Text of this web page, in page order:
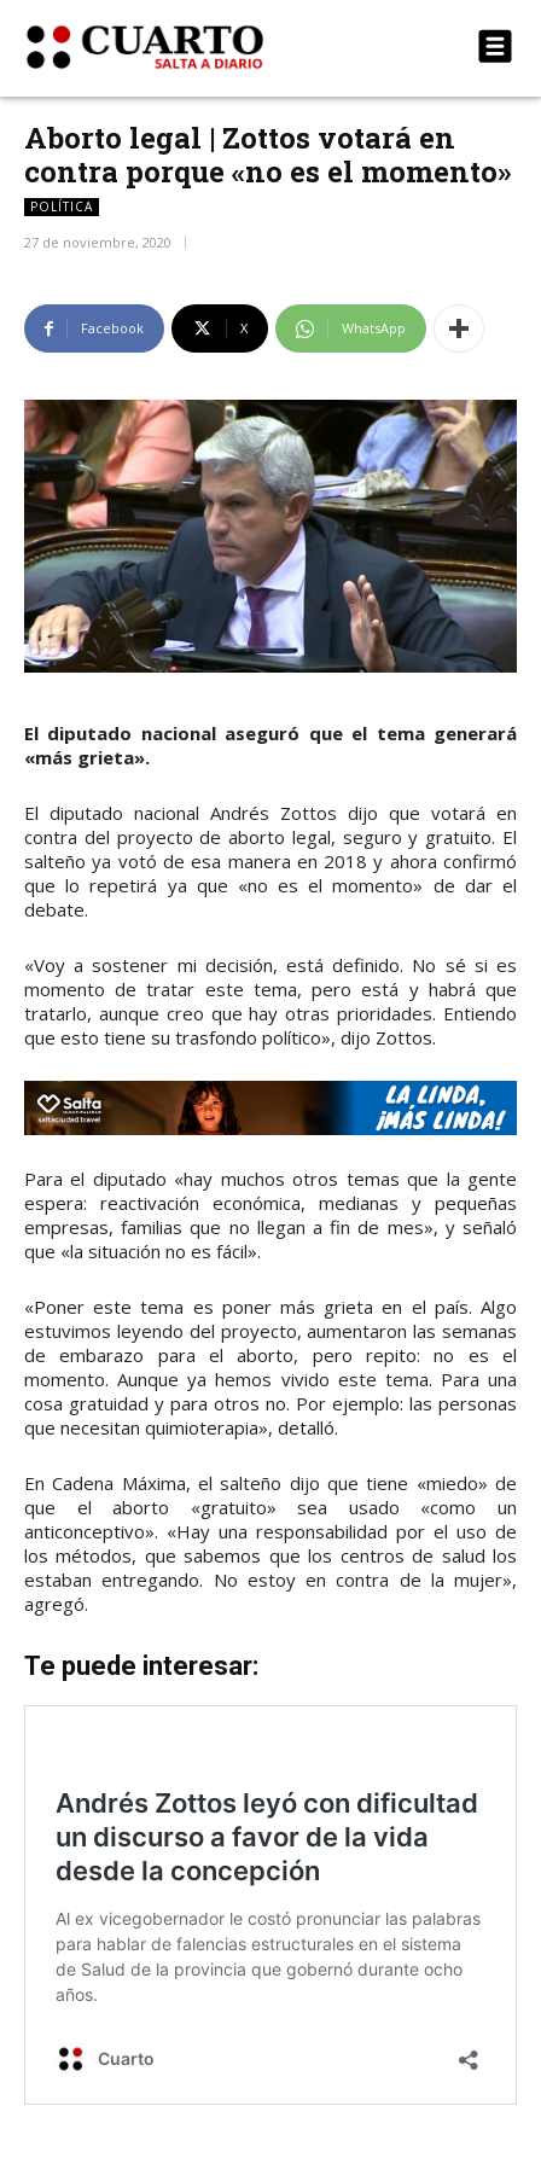
Aborto legal | Zottos votará en
contra porque «no es el momento»
POLÍTICA
27 de noviembre, 2020
Facebook X WhatsApp
El diputado nacional aseguró que el tema generará
«más grieta».
El diputado nacional Andrés Zottos dijo que votará en
contra del proyecto de aborto legal, seguro y gratuito. El
salteño ya votó de esa manera en 2018 y ahora confirmó
que lo repetirá ya que «no es el momento» de dar el
debate.
«Voy a sostener mi decisión, está definido. No sé si es
momento de tratar este tema, pero está y habrá que
tratarlo, aunque creo que hay otras prioridades. Entiendo
que esto tiene su trasfondo político», dijo Zottos.
Para el diputado «hay muchos otros temas que la gente
espera: reactivación económica, medianas y pequeñas
empresas, familias que no llegan a fin de mes», y señaló
que «la situación no es fácil».
«Poner este tema es poner más grieta en el país. Algo
estuvimos leyendo del proyecto, aumentaron las semanas
de embarazo para el aborto, pero repito: no es el
momento. Aunque ya hemos vivido este tema. Para una
cosa gratuidad y para otros no. Por ejemplo: las personas
que necesitan quimioterapia», detalló.
En Cadena Máxima, el salteño dijo que tiene «miedo» de
que el aborto «gratuito» sea usado «como un
anticonceptivo». «Hay una responsabilidad por el uso de
los métodos, que sabemos que los centros de salud los
estaban entregando. No estoy en contra de la mujer»,
agregó.
Te puede interesar: